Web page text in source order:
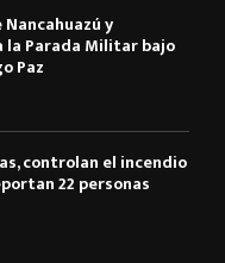
y
la Parada Militar bajo
Paz
controlan el incendio
22 personas